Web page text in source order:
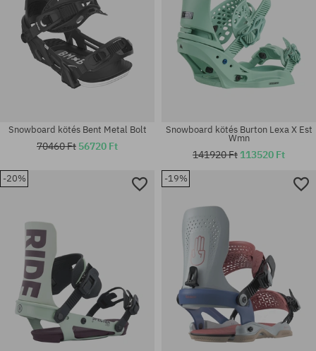
Elérhető méretek:
Elérhető méretek:
Snowboard kötés Bent Metal Bolt
70460 Ft 56720 Ft
Snowboard kötés Burton Lexa X Est
Wmn
141920 Ft 113520 Ft
-20% -19%